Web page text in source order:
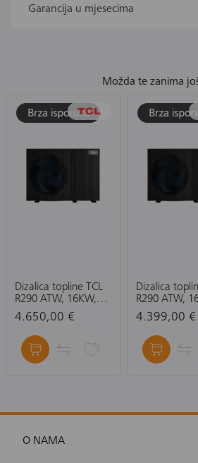
Garancija u mjesecima
Možda te zanima
Dizalica topline TCL
R290 ATW, 16KW,
Monoblok, 3PH 380-
415 V, 50 HZ,
Električni grijač 6KW,
crna
4.650,00 €
Dizalica
R290 ATW,
Monoblok,
240 V, 50 HZ,
Električni
crna
4.399,00 €
O NAMA